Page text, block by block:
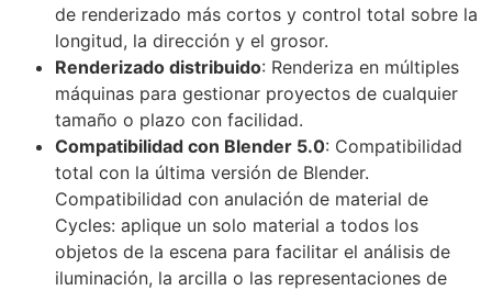
de renderizado más cortos y control total sobre la
longitud, la dirección y el grosor.
Renderizado distribuido: Renderiza en múltiples
máquinas para gestionar proyectos de cualquier
tamaño o plazo con facilidad.
Compatibilidad con Blender 5.0: Compatibilidad
total con la última versión de Blender.
Compatibilidad con anulación de material de
Cycles: aplique un solo material a todos los
objetos de la escena para facilitar el análisis de
iluminación, la arcilla o las representaciones de